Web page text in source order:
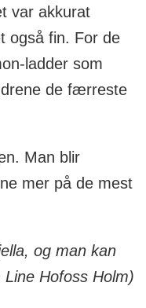
var akkurat
også fin. For de
ladder som
de færreste
Man blir
mer på de mest
og man kan
Hofoss Holm)